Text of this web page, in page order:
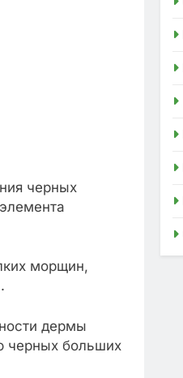
черных
морщин,
дермы
черных больших